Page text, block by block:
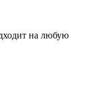
на любую